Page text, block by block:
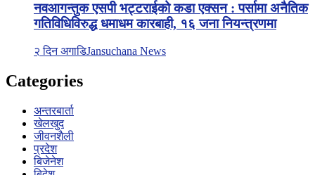
नवआगन्तुक एसपी भट्टराईको कडा एक्सन : पर्सामा अनैतिक
गतिविधिविरुद्ध धमाधम कारबाही, १६ जना नियन्त्रणमा
२ दिन अगाडिJansuchana News
Categories
अन्तरबार्ता
खेलखुद
जीवनशैली
प्रदेश
बिजेनेश